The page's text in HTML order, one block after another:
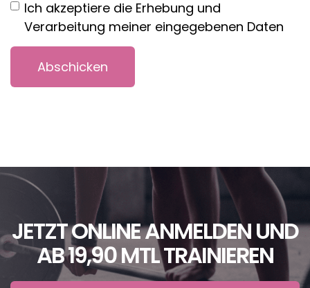
Ich akzeptiere die Erhebung und
Verarbeitung meiner eingegebenen Daten
JETZT ONLINE ANMELDEN UND
AB 19,90 MTL TRAINIEREN